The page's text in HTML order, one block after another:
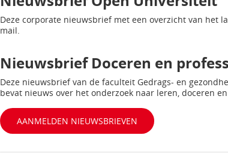
Deze corporate nieuwsbrief met een overzicht van het
mail.
Nieuwsbrief Doceren en
Deze nieuwsbrief van de faculteit Gedrags- en
bevat nieuws over het onderzoek naar leren, doceren
AANMELDEN NIEUWSBRIEVEN